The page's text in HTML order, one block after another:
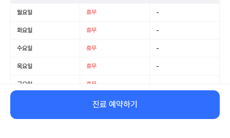
월요일 휴무 -
화요일 휴무 -
수요일 휴무 -
목요일 휴무 -
금요일 휴무
휴무
일요일 휴무 -
진료 예약하기